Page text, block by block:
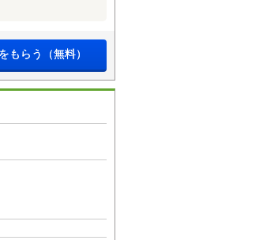
もらう（無料）